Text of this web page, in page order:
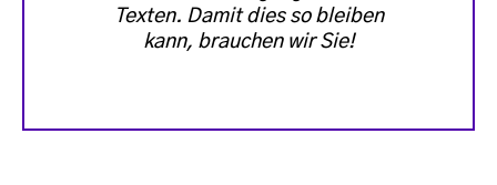
Texten. Damit dies so bleiben
kann, brauchen wir Sie!